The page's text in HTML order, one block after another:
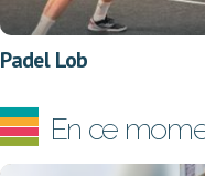
Padel Lob
En ce